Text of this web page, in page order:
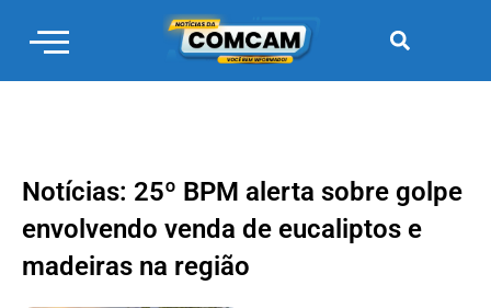
Notícias: 25º BPM alerta sobre golpe
envolvendo venda de eucaliptos e
madeiras na região